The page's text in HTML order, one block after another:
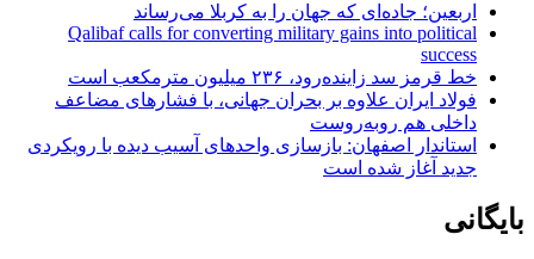
اربعین؛ جاده‌ای که جهان را به کربلا می‌رساند
Qalibaf calls for converting military gains into political
success
خط قرمز سد زاینده‌رود، ۲۳۶ میلیون مترمکعب است
فولاد ایران علاوه بر بحران جهانی، با فشارهای مضاعف
داخلی هم روبه‌روست
استاندار اصفهان: بازسازی واحدهای آسیب دیده با رویکردی
جدید آغاز شده است
بایگانی